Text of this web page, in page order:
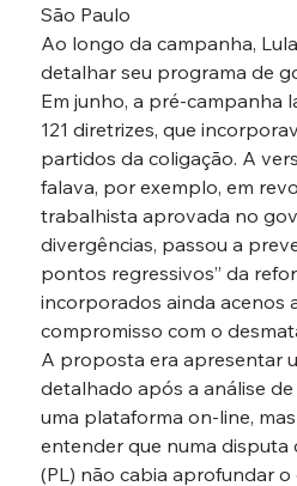
São Paulo
Ao longo da campanha,
detalhar seu programa de
Em junho, a pré-campanha
121 diretrizes, que
partidos da coligação. A
falava, por exemplo, em
trabalhista aprovada no
divergências, passou a
pontos regressivos” da
incorporados ainda acenos
compromisso com o
A proposta era apresentar
detalhado após a análise
uma plataforma on-line,
entender que numa disputa
(PL) não cabia aprofundar